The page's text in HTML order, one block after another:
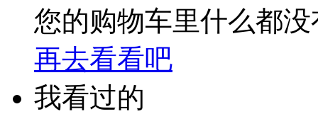
您的购物车里什么都没
再去看看吧
我看过的